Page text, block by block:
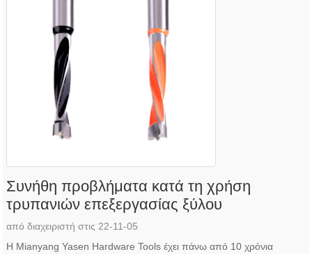
Συνήθη προβλήματα κατά τη χρήση
τρυπανιών επεξεργασίας ξύλου
από διαχειριστή στις 22-11-05
Η Mianyang Yasen Hardware Tools έχει πάνω από 10 χρόνια